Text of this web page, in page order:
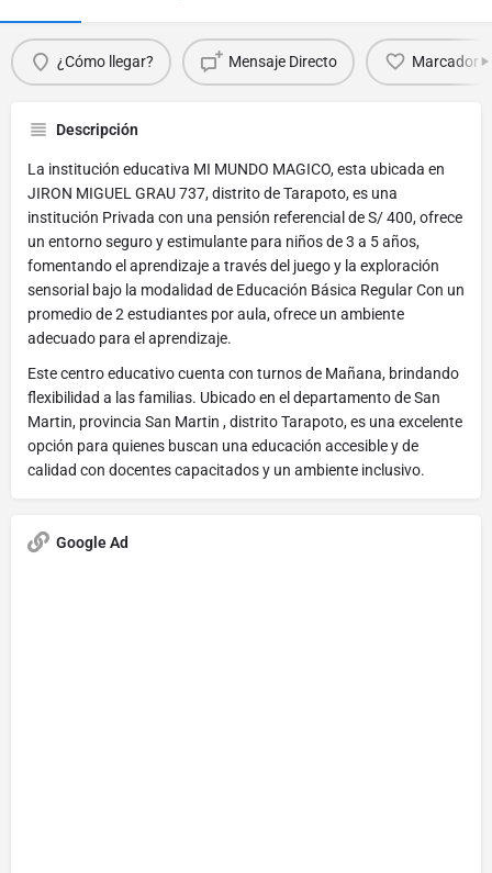
¿Cómo llegar? Mensaje Directo Marcador
Descripción
La institución educativa MI MUNDO MAGICO, esta ubicada en
JIRON MIGUEL GRAU 737, distrito de Tarapoto, es una
institución Privada con una pensión referencial de S/ 400, ofrece
un entorno seguro y estimulante para niños de 3 a 5 años,
fomentando el aprendizaje a través del juego y la exploración
sensorial bajo la modalidad de Educación Básica Regular Con un
promedio de 2 estudiantes por aula, ofrece un ambiente
adecuado para el aprendizaje.
Este centro educativo cuenta con turnos de Mañana, brindando
flexibilidad a las familias. Ubicado en el departamento de San
Martin, provincia San Martin , distrito Tarapoto, es una excelente
opción para quienes buscan una educación accesible y de
calidad con docentes capacitados y un ambiente inclusivo.
Google Ad